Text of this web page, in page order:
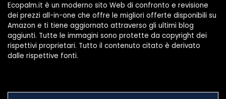
Ecopalm.it è un moderno sito Web di confronto e revisione
dei prezzi all-in-one che offre le migliori offerte disponibili su
Amazon e ti tiene aggiornato attraverso gli ultimi blog
aggiunti. Tutte le immagini sono protette da copyright dei
rispettivi proprietari. Tutto il contenuto citato è derivato
dalle rispettive fonti.